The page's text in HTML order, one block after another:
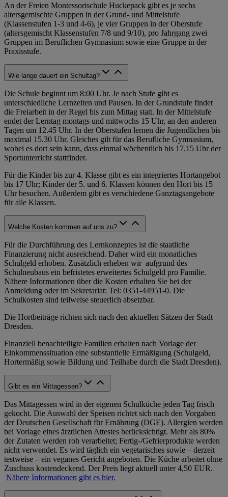
An der Freien Montessorischule Huckepack gibt es je sechs
altersgemischte Gruppen in der Grund- und Mittelstufe
(Klassenstufen 1-3 und 4-6), je vier Gruppen in der Oberstufe
(altersgemischt Klassenstufen 7/8 und 9/10), pro Jahrgang zwei
Gruppen im Beruflichen Gymnasium sowie eine Gruppe in der
Praxisstufe.
Wie lange dauert ein Schultag?
Die Schule beginnt um 8:00 Uhr. Je nach Stufe gibt es
unterschiedliche Lernzeiten und Pausen. In der Grundstufe findet
die Freiarbeit in der Regel bis zum Mittag statt. In der Mittelstufe
endet der Lerntag montags und mittwochs 15 Uhr, an den anderen
Tagen um 12.45 Uhr. In der Oberstufen lernen die Jugendlichen bis
maximal 15.30 Uhr. Gleiches gilt für das Berufliche Gymnasium,
wobei es dort sein kann, dass einmal wöchentlich bis 17.15 Uhr der
Sportunterricht stattfindet.
Für die Kinder bis zur 4. Klasse gibt es ein integriertes Hortangebot
bis 17 Uhr; Kinder der 5. und 6. Klassen können den Hort bis 15
Uhr besuchen. Außerdem gibt es verschiedene Ganztagsangebote
für alle Klassen.
Welche Kosten kommen auf uns zu?
Für die Durchführung des Lernkonzeptes ist die staatliche
Finanzierung nicht ausreichend. Daher wird ein monatliches
Schulgeld erhoben. Zusätzlich erheben wir aufgrund des
Schulneubaus ein befristetes erweitertes Schulgeld pro Familie.
Nähere Informationen über die Kosten erhalten Sie bei der
Anmeldung oder im Sekretariat: Tel: 0351-44951-0. Die
Schulkosten sind teilweise steuerlich absetzbar.
Die Hortbeiträge richten sich nach den aktuellen Sätzen der Stadt
Dresden.
Finanziell benachteiligte Familien erhalten nach Vorlage der
Einkommenssituation eine substantielle Ermäßigung (Schulgeld,
Hortermäßig sowie Bildung und Teilhabe durch die Stadt Dresden).
Gibt es ein Mittagessen?
Das Mittagessen wird in der eigenen Schulküche jeden Tag frisch
gekocht. Die Auswahl der Speisen richtet sich nach den Vorgaben
der Deutschen Gesellschaft für Ernährung (DGE). Allergien werden
bei Vorlage eines ärztlichen Attestes berücksichtigt. Mehr als 80%
der Zutaten werden roh verarbeitet; Fertig-/Gefrierprodukte werden
nicht verwendet. Es wird täglich ein vegetarisches sowie – derzeit
testweise – ein veganes Gericht angeboten. Die Küche arbeitet ohne
Zuschuss kostendeckend. Der Preis liegt aktuell unter 4,50 EUR.
Nähere Informationen gibt es hier.